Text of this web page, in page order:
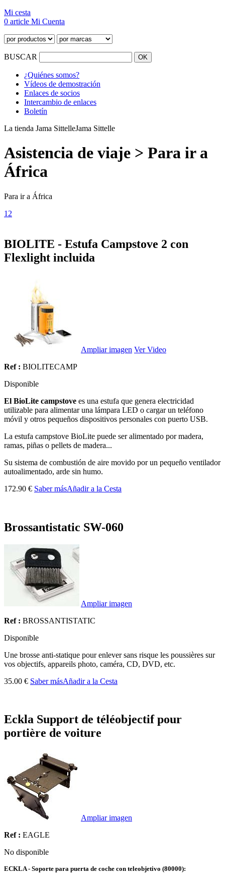
Mi cesta
0 article Mi Cuenta
BUSCAR
¿Quiénes somos?
Vídeos de demostración
Enlaces de socios
Intercambio de enlaces
Boletín
La tienda Jama SittelleJama Sittelle
Asistencia de viaje > Para ir a
África
Para ir a África
1 2
BIOLITE - Estufa Campstove 2 con
Flexlight incluida
Ampliar imagen Ver Video
Ref : BIOLITECAMP
Disponible
El BioLite campstove es una estufa que genera electricidad
utilizable para alimentar una lámpara LED o cargar un teléfono
móvil y otros pequeños dispositivos personales con puerto USB.
La estufa campstove BioLite puede ser alimentado por madera,
ramas, piñas o pellets de madera...
Su sistema de combustión de aire movido por un pequeño ventilador
autoalimentado, arde sin humo.
172.90 € Saber másAñadir a la Cesta
Brossantistatic SW-060
Ampliar imagen
Ref : BROSSANTISTATIC
Disponible
Une brosse anti-statique pour enlever sans risque les poussières sur
vos objectifs, appareils photo, caméra, CD, DVD, etc.
35.00 € Saber másAñadir a la Cesta
Eckla Support de téléobjectif pour
portière de voiture
Ampliar imagen
Ref : EAGLE
No disponible
ECKLA - Soporte para puerta de coche con teleobjetivo (80000):